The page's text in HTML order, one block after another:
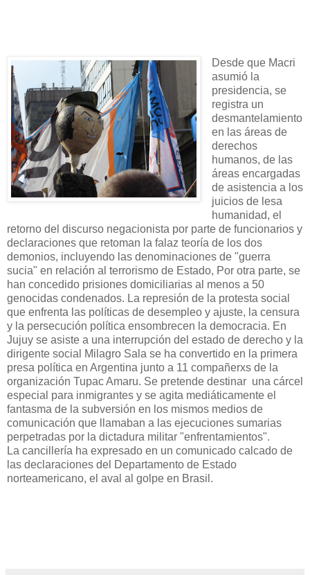
Desde que Macri
asumió la
presidencia, se
registra un
desmantelamiento
en las áreas de
derechos
humanos, de las
áreas encargadas
de asistencia a los
juicios de lesa
humanidad, el
retorno del discurso negacionista por parte de funcionarios y
declaraciones que retoman la falaz teoría de los dos
demonios, incluyendo las denominaciones de "guerra
sucia" en relación al terrorismo de Estado, Por otra parte, se
han concedido prisiones domiciliarias al menos a 50
genocidas condenados. La represión de la protesta social
que enfrenta las políticas de desempleo y ajuste, la censura
y la persecución política ensombrecen la democracia. En
Jujuy se asiste a una interrupción del estado de derecho y la
dirigente social Milagro Sala se ha convertido en la primera
presa política en Argentina junto a 11 compañerxs de la
organización Tupac Amaru. Se pretende destinar una cárcel
especial para inmigrantes y se agita mediáticamente el
fantasma de la subversión en los mismos medios de
comunicación que llamaban a las ejecuciones sumarias
perpetradas por la dictadura militar "enfrentamientos".
La cancillería ha expresado en un comunicado calcado de
las declaraciones del Departamento de Estado
norteamericano, el aval al golpe en Brasil.